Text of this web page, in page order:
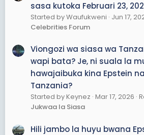
sasa kutoka Februari 23,
Started by Waufukweni Jun 17,
Celebrities Forum
Viongozi wa siasa wa
wapi bata? Je, ni suala la
hawajaibuka kina Epstein
Tanzania?
Started by Keynez Mar 17, 2026
Jukwaa la Siasa
Hili jambo la huyu bwana